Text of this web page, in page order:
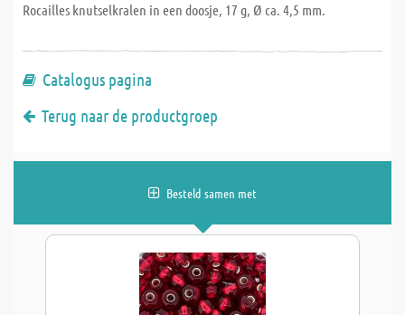
Rocailles knutselkralen in een doosje, 17 g, Ø ca. 4,5 mm.
Catalogus pagina
Terug naar de productgroep
Besteld samen met